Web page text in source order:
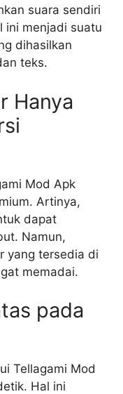
suara sendiri
ini menjadi suatu
dihasilkan
teks.
Hanya
Mod Apk
Artinya,
dapat
Namun,
yang tersedia di
memadai.
pada
Tellagami Mod
Hal ini